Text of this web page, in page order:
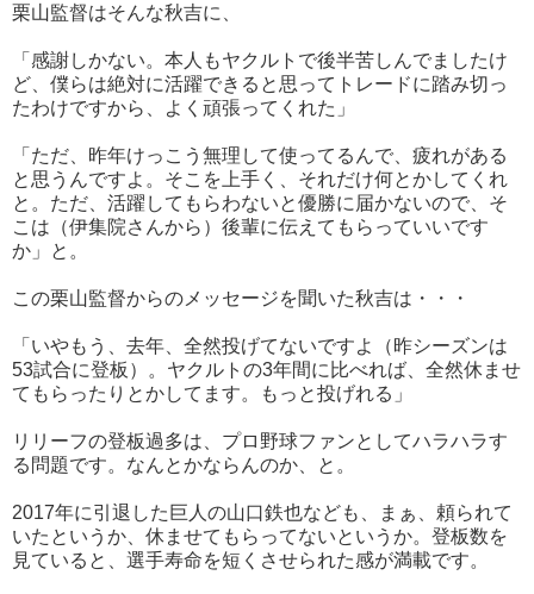
栗山監督はそんな秋吉に、
「感謝しかない。本人もヤクルトで後半苦しんでましたけ
ど、僕らは絶対に活躍できると思ってトレードに踏み切っ
たわけですから、よく頑張ってくれた」
「ただ、昨年けっこう無理して使ってるんで、疲れがある
と思うんですよ。そこを上手く、それだけ何とかしてくれ
と。ただ、活躍してもらわないと優勝に届かないので、そ
こは（伊集院さんから）後輩に伝えてもらっていいです
か」と。
この栗山監督からのメッセージを聞いた秋吉は・・・
「いやもう、去年、全然投げてないですよ（昨シーズンは
53試合に登板）。ヤクルトの3年間に比べれば、全然休ませ
てもらったりとかしてます。もっと投げれる」
リリーフの登板過多は、プロ野球ファンとしてハラハラす
る問題です。なんとかならんのか、と。
2017年に引退した巨人の山口鉄也なども、まぁ、頼られて
いたというか、休ませてもらってないというか。登板数を
見ていると、選手寿命を短くさせられた感が満載です。